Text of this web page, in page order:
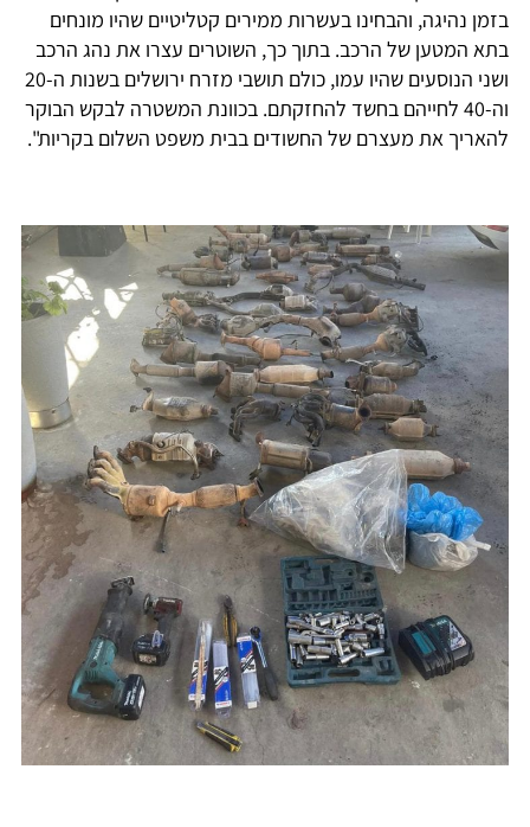
בזמן נהיגה, והבחינו בעשרות ממירים קטליטיים שהיו מונחים
בתא המטען של הרכב. בתוך כך, השוטרים עצרו את נהג הרכב
ושני הנוסעים שהיו עמו, כולם תושבי מזרח ירושלים בשנות ה-20
וה-40 לחייהם בחשד להחזקתם. בכוונת המשטרה לבקש הבוקר
להאריך את מעצרם של החשודים בבית משפט השלום בקריות".